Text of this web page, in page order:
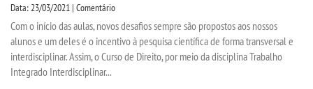
PORTAL DE PROFESSORES/ACADÊMICO
UNIESP
Data: 23/03/2021 | Comentário
Com o início das aulas, novos desafios sempre são propostos aos nossos
alunos e um deles é o incentivo à pesquisa científica de forma transversal e
interdisciplinar. Assim, o Curso de Direito, por meio da disciplina Trabalho
Integrado Interdisciplinar...